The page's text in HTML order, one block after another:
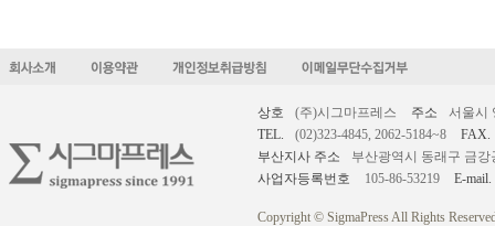
상호 (주)시그마프레스 주소
서울시
TEL.
(02)323-4845, 2062-5184~8
FAX.
부산지사 주소
부산광역시 동래구 금강
사업자등록번호
105-86-53219 E-mail.
Copyright © SigmaPress All Rights